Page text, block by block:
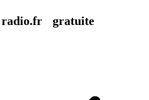
radio.fr gratuite